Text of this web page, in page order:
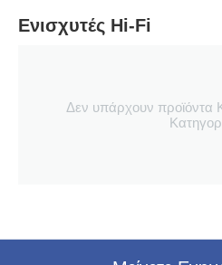
Ενισχυτές Hi-Fi
Δεν υπάρχουν προϊόντα